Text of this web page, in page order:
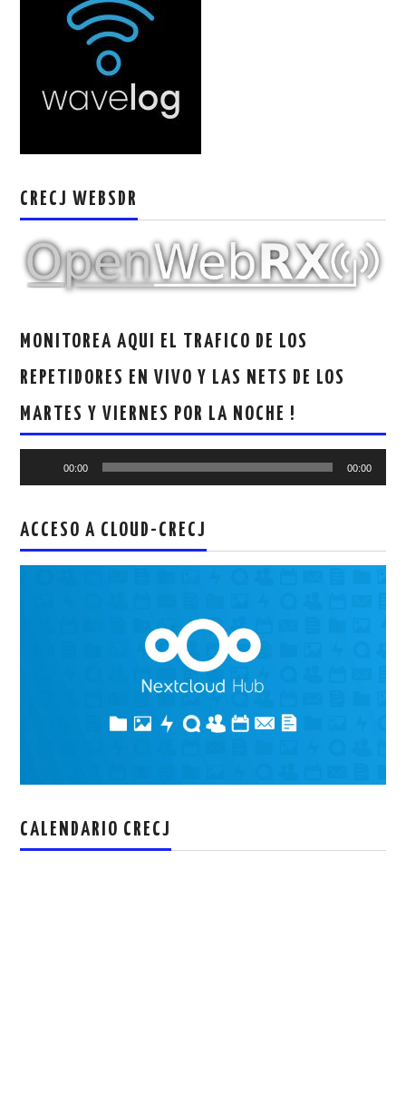
W5WIN
AUTENTIFICACIÓN DE MIEMBROS DEL
CRECJ
MUMLA APP ( MUY FÁCIL )
CRECJ WEBSDR
MONITOREA AQUI EL TRAFICO DE LOS
REPETIDORES EN VIVO Y LAS NETS DE LOS
MARTES Y VIERNES POR LA NOCHE !
00:00 00:00
ACCESO A CLOUD-CRECJ
CALENDARIO CRECJ